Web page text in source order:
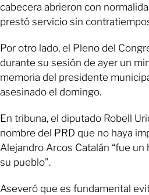
cabecera abrieron con
prestó servicio sin
Por otro lado, el Pleno del
durante su sesión de ayer un
memoria del presidente
asesinado el domingo.
En tribuna, el diputado Robell
nombre del PRD que no haya
Alejandro Arcos Catalán “fue
su pueblo”.
Aseveró que es fundamental